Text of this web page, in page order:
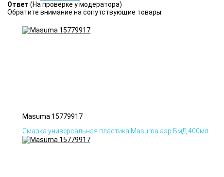
Ответ (На проверке у модератора)
Обратите внимание на сопутствующие товары:
Masuma 15779917
Смазка универсальная пластика Masuma аэр БмД 400мл